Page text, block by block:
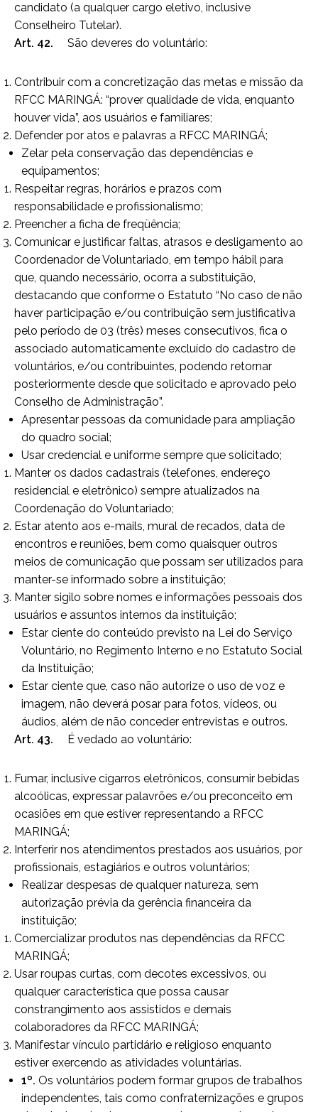
candidato (a qualquer cargo eletivo, inclusive
Conselheiro Tutelar).
Art. 42. São deveres do voluntário:
Contribuir com a concretização das metas e missão da
RFCC MARINGÁ: “prover qualidade de vida, enquanto
houver vida”, aos usuários e familiares;
Defender por atos e palavras a RFCC MARINGÁ;
Zelar pela conservação das dependências e
equipamentos;
Respeitar regras, horários e prazos com
responsabilidade e profissionalismo;
Preencher a ficha de freqüência;
Comunicar e justificar faltas, atrasos e desligamento ao
Coordenador de Voluntariado, em tempo hábil para
que, quando necessário, ocorra a substituição,
destacando que conforme o Estatuto “No caso de não
haver participação e/ou contribuição sem justificativa
pelo período de 03 (três) meses consecutivos, fica o
associado automaticamente excluído do cadastro de
voluntários, e/ou contribuintes, podendo retornar
posteriormente desde que solicitado e aprovado pelo
Conselho de Administração”.
Apresentar pessoas da comunidade para ampliação
do quadro social;
Usar credencial e uniforme sempre que solicitado;
Manter os dados cadastrais (telefones, endereço
residencial e eletrônico) sempre atualizados na
Coordenação do Voluntariado;
Estar atento aos e-mails, mural de recados, data de
encontros e reuniões, bem como quaisquer outros
meios de comunicação que possam ser utilizados para
manter-se informado sobre a instituição;
Manter sigilo sobre nomes e informações pessoais dos
usuários e assuntos internos da instituição;
Estar ciente do conteúdo previsto na Lei do Serviço
Voluntário, no Regimento Interno e no Estatuto Social
da Instituição;
Estar ciente que, caso não autorize o uso de voz e
imagem, não deverá posar para fotos, vídeos, ou
áudios, além de não conceder entrevistas e outros.
Art. 43. É vedado ao voluntário:
Fumar, inclusive cigarros eletrônicos, consumir bebidas
alcoólicas, expressar palavrões e/ou preconceito em
ocasiões em que estiver representando a RFCC
MARINGÁ;
Interferir nos atendimentos prestados aos usuários, por
profissionais, estagiários e outros voluntários;
Realizar despesas de qualquer natureza, sem
autorização prévia da gerência financeira da
instituição;
Comercializar produtos nas dependências da RFCC
MARINGÁ;
Usar roupas curtas, com decotes excessivos, ou
qualquer característica que possa causar
constrangimento aos assistidos e demais
colaboradores da RFCC MARINGÁ;
Manifestar vínculo partidário e religioso enquanto
estiver exercendo as atividades voluntárias.
1º. Os voluntários podem formar grupos de trabalhos
independentes, tais como confraternizações e grupos